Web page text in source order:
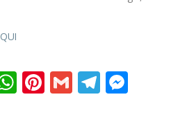
WhatsApp
Pinterest
Gmail